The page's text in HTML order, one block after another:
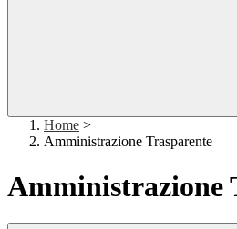
Home >
Amministrazione Trasparente
Amministrazione